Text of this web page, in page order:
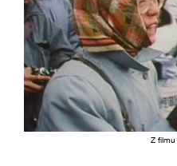
Z filmu